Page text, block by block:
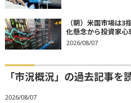
（朝）米国市場は
化懸念から投資家
2026/08/07
「市況概況」の過去記事を
2026/08/07